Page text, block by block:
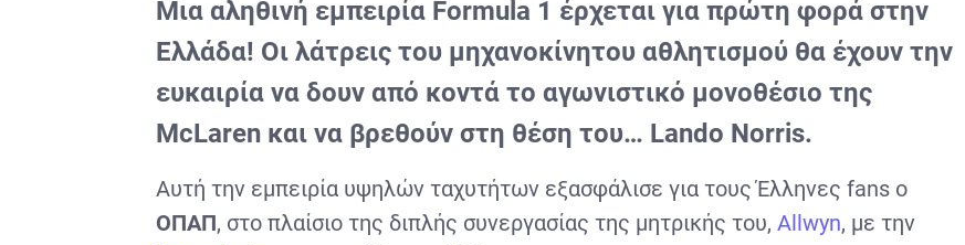
Μια αληθινή εμπειρία Formula 1 έρχεται για πρώτη φορά στην
Ελλάδα! Οι λάτρεις του μηχανοκίνητου αθλητισμού θα έχουν την
ευκαιρία να δουν από κοντά το αγωνιστικό μονοθέσιο της
McLaren και να βρεθούν στη θέση του… Lando Norris.
Αυτή την εμπειρία υψηλών ταχυτήτων εξασφάλισε για τους Έλληνες fans ο
ΟΠΑΠ, στο πλαίσιο της διπλής συνεργασίας της μητρικής του, Allwyn, με την